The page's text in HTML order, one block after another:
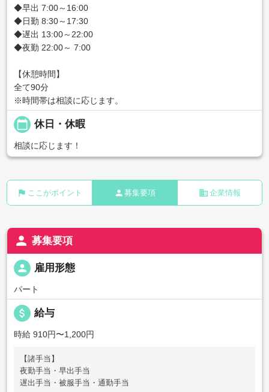
◆早出 7:00～16:00
◆日勤 8:30～17:30
◆遅出 13:00～22:00
◆夜勤 22:00～ 7:00
【休憩時間】
全て90分
※時間帯は相談に応じます。
calendar_today 休日・休暇
相談に応じます！
flag ここがポイント person 募集要項 business 企業情報
person 募集要項
person 雇用形態
パート
attach_money 給与
時給 910円〜1,200円
【諸手当】
夜勤手当・早出手当
遅出手当・被服手当・通勤手当